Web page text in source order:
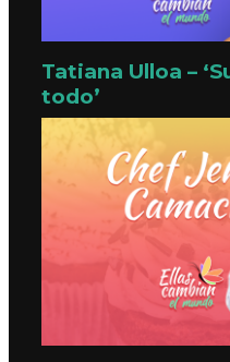
Tatiana Ulloa –
todo’